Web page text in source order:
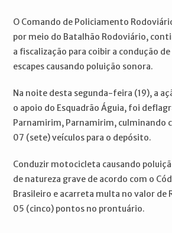
O Comando de Policiamento
por meio do Batalhão Rodoviário,
a fiscalização para coibir a condução
escapes causando poluição sonora.
Na noite desta segunda-feira (19), a
o apoio do Esquadrão Águia, foi
Parnamirim, Parnamirim, culminando
07 (sete) veículos para o depósito.
Conduzir motocicleta causando
de natureza grave de acordo com o
Brasileiro e acarreta multa no valor de
05 (cinco) pontos no prontuário.